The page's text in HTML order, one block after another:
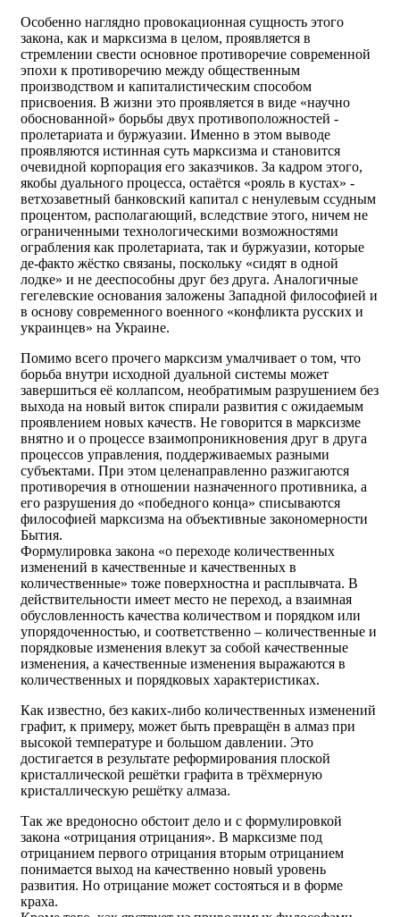
Особенно наглядно провокационная сущность этого
закона, как и марксизма в целом, проявляется в
стремлении свести основное противоречие современной
эпохи к противоречию между общественным
производством и капиталистическим способом
присвоения. В жизни это проявляется в виде «научно
обоснованной» борьбы двух противоположностей -
пролетариата и буржуазии. Именно в этом выводе
проявляются истинная суть марксизма и становится
очевидной корпорация его заказчиков. За кадром этого,
якобы дуального процесса, остаётся «рояль в кустах» -
ветхозаветный банковский капитал с ненулевым ссудным
процентом, располагающий, вследствие этого, ничем не
ограниченными технологическими возможностями
ограбления как пролетариата, так и буржуазии, которые
де-факто жёстко связаны, поскольку «сидят в одной
лодке» и не дееспособны друг без друга. Аналогичные
гегелевские основания заложены Западной философией и
в основу современного военного «конфликта русских и
украинцев» на Украине.
Помимо всего прочего марксизм умалчивает о том, что
борьба внутри исходной дуальной системы может
завершиться её коллапсом, необратимым разрушением без
выхода на новый виток спирали развития с ожидаемым
проявлением новых качеств. Не говорится в марксизме
внятно и о процессе взаимопроникновения друг в друга
процессов управления, поддерживаемых разными
субъектами. При этом целенаправленно разжигаются
противоречия в отношении назначенного противника, а
его разрушения до «победного конца» списываются
философией марксизма на объективные закономерности
Бытия.
Формулировка закона «о переходе количественных
изменений в качественные и качественных в
количественные» тоже поверхностна и расплывчата. В
действительности имеет место не переход, а взаимная
обусловленность качества количеством и порядком или
упорядоченностью, и соответственно – количественные и
порядковые изменения влекут за собой качественные
изменения, а качественные изменения выражаются в
количественных и порядковых характеристиках.
Как известно, без каких-либо количественных изменений
графит, к примеру, может быть превращён в алмаз при
высокой температуре и большом давлении. Это
достигается в результате реформирования плоской
кристаллической решётки графита в трёхмерную
кристаллическую решётку алмаза.
Так же вредоносно обстоит дело и с формулировкой
закона «отрицания отрицания». В марксизме под
отрицанием первого отрицания вторым отрицанием
понимается выход на качественно новый уровень
развития. Но отрицание может состояться и в форме
краха.